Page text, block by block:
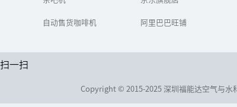
自动售货咖啡机 阿里巴巴旺铺
扫一扫
Copyright © 2015-2025 深圳福能达空气与水